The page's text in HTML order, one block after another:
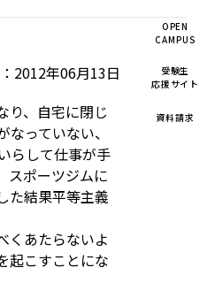
2012年06月13日
り、自宅に閉じ
っていない、
らして仕事が手
スポーツジムに
た結果平等主義
くあたらないよ
起こすことにな
OPEN
CAMPUS
受験生
応援サイト
資料請求